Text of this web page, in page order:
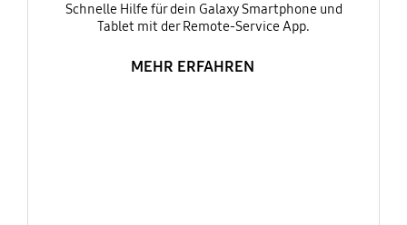
Schnelle Hilfe für dein Galaxy Smartphone und
Tablet mit der Remote-Service App.
MEHR ERFAHREN